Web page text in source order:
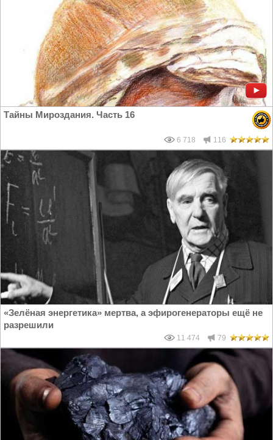
Тайны Мироздания. Часть 16
6 718 116
«Зелёная энергетика» мертва, а эфирогенераторы ещё не
разрешили
11 474 79